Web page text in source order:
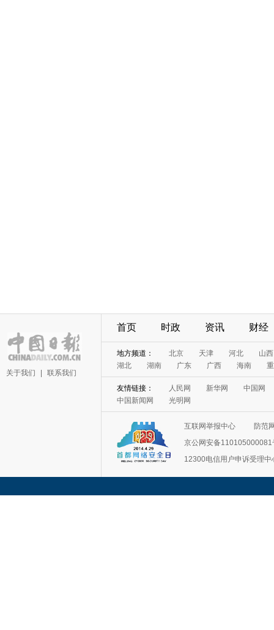
关于我们 联系我们
首页 时政 资讯 财经
地方频道： 北京 天津 河北
山西
湖北
湖南 广东 广西 海南
友情链接： 人民网 新华网
中国网
中国新闻网
光明网
互联网举报中心
防范
京公网安备110105000081
12300电信用户申诉受理中